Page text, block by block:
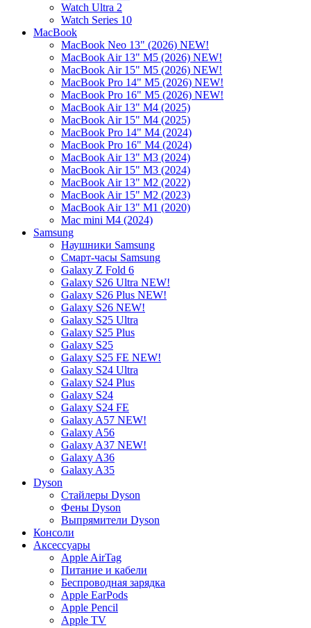
Watch Ultra 2
Watch Series 10
MacBook
MacBook Neo 13" (2026) NEW!
MacBook Air 13" M5 (2026) NEW!
MacBook Air 15" M5 (2026) NEW!
MacBook Pro 14" M5 (2026) NEW!
MacBook Pro 16" M5 (2026) NEW!
MacBook Air 13" M4 (2025)
MacBook Air 15" M4 (2025)
MacBook Pro 14" M4 (2024)
MacBook Pro 16" M4 (2024)
MacBook Air 13" M3 (2024)
MacBook Air 15" M3 (2024)
MacBook Air 13" M2 (2022)
MacBook Air 15" M2 (2023)
MacBook Air 13" M1 (2020)
Mac mini M4 (2024)
Samsung
Наушники Samsung
Смарт-часы Samsung
Galaxy Z Fold 6
Galaxy S26 Ultra NEW!
Galaxy S26 Plus NEW!
Galaxy S26 NEW!
Galaxy S25 Ultra
Galaxy S25 Plus
Galaxy S25
Galaxy S25 FE NEW!
Galaxy S24 Ultra
Galaxy S24 Plus
Galaxy S24
Galaxy S24 FE
Galaxy A57 NEW!
Galaxy A56
Galaxy A37 NEW!
Galaxy A36
Galaxy A35
Dyson
Стайлеры Dyson
Фены Dyson
Выпрямители Dyson
Консоли
Аксессуары
Apple AirTag
Питание и кабели
Беспроводная зарядка
Apple EarPods
Apple Pencil
Apple TV